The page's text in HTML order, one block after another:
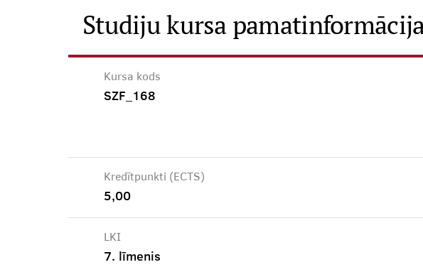
Studiju kursa
Kursa kods
SZF_168
Kredītpunkti (ECTS)
5,00
LKI
7. līmenis